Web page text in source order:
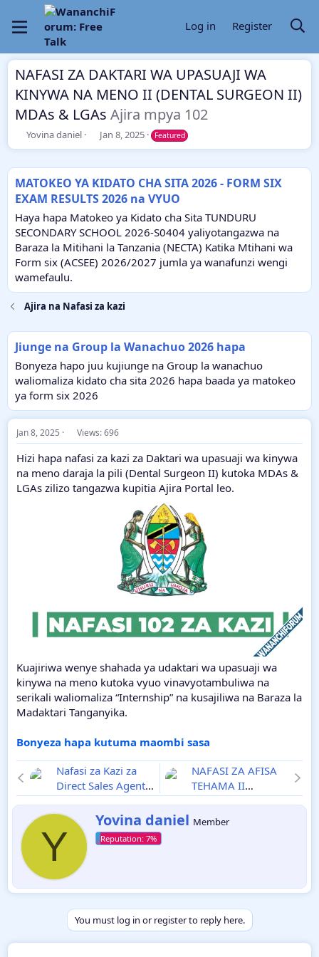
Log in Register
NAFASI ZA DAKTARI WA UPASUAJI WA
KINYWA NA MENO II (DENTAL SURGEON II)
MDAs & LGAs Ajira mpya 102
T
h
e
a
d
t
a
r
t
e
Yovina daniel
S
t
r
t
d
t
e
Jan 8, 2025 Featured
MATOKEO YA KIDATO CHA SITA 2026 - FORM SIX
EXAM RESULTS 2026 na VYUO
Haya hapa Matokeo ya Kidato cha Sita TUNDURU
SECONDARY SCHOOL 2026-S0404 yaliyotangazwa na
Baraza la Mitihani la Tanzania (NECTA) Katika Mtihani wa
Form six (ACSEE) 2026/2027 jumla ya wanafunzi wengi
wamefaulu.
Ajira na Nafasi za kazi
Jiunge na Group la Wanachuo 2026 hapa
Bonyeza hapo juu kujiunge na Group la wanachuo
waliomaliza kidato cha sita 2026 hapa baada ya matokeo
ya form six 2026
Jan 8, 2025 Views: 696
Hizi hapa nafasi za kazi za Daktari wa upasuaji wa kinywa
na meno daraja la pili (Dental Surgeon II) kutoka MDAs &
LGAs zilizo tangazwa kupitia Ajira Portal leo.
Kuajiriwa wenye shahada ya udaktari wa upasuaji wa
kinywa na meno kutoka vyuo vinavyotambuliwa na
serikali waliomaliza “Internship” na kusajiliwa na Baraza la
Madaktari Tanganyika.
Bonyeza hapa kutuma maombi sasa
Nafasi za Kazi za
Direct Sales Agents,
Kutoka Benk ya
NBC
Ajira mpya
3660
NAFASI ZA AFISA
TEHAMA II
(PROGRAMMER)
MDAs & LGAs
mpya 15
Y
W
r
i
n
b
y
Yovina daniel Member
You must log in or register to reply here.